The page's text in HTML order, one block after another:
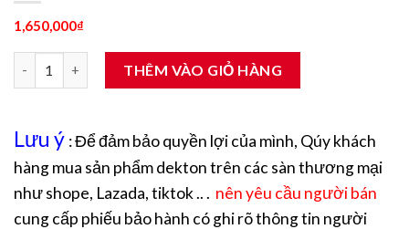
1,650,000₫
Máy khoan pin Dekton D16-KB1055Pro đủ bộ pin sạc số lượng
THÊM VÀO GIỎ HÀNG
Lưu ý : Để đảm bảo quyền lợi của mình, Qúy khách
hàng mua sản phẩm dekton trên các sàn thương mại
như shope, Lazada, tiktok .. . nên yêu cầu người bán
cung cấp phiếu bảo hành có ghi rõ thông tin người